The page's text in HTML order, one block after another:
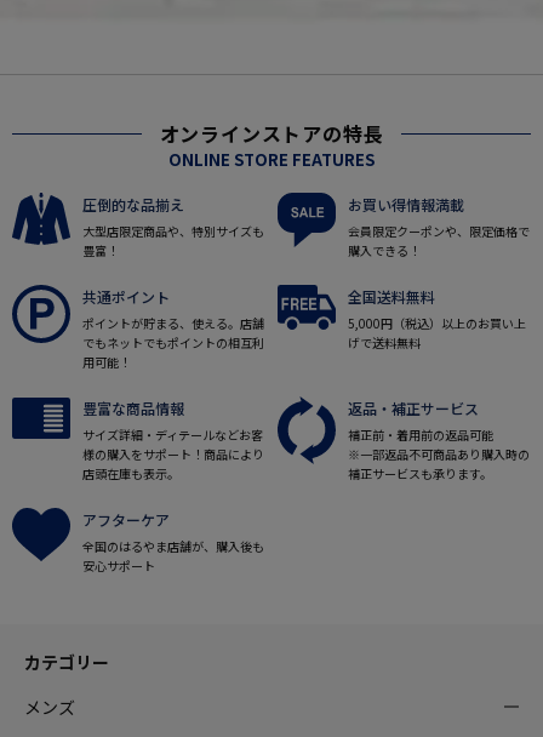
オンラインストアの特長
ONLINE STORE FEATURES
圧倒的な品揃え
大型店限定商品や、特別サイズも
豊富！
お買い得情報満載
会員限定クーポンや、限定価格で
購入できる！
共通ポイント
ポイントが貯まる、使える。店舗
でもネットでもポイントの相互利
用可能！
全国送料無料
5,000円（税込）以上のお買い上
げで送料無料
豊富な商品情報
サイズ詳細・ディテールなどお客
様の購入をサポート！商品により
店頭在庫も表示。
返品・補正サービス
補正前・着用前の返品可能
※一部返品不可商品あり購入時の
補正サービスも承ります。
アフターケア
全国のはるやま店舗が、購入後も
安心サポート
カテゴリー
メンズ